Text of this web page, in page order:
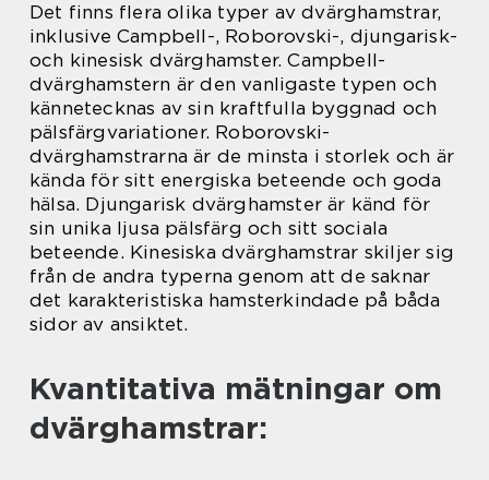
Det finns flera olika typer av dvärghamstrar,
inklusive Campbell-, Roborovski-, djungarisk-
och kinesisk dvärghamster. Campbell-
dvärghamstern är den vanligaste typen och
kännetecknas av sin kraftfulla byggnad och
pälsfärgvariationer. Roborovski-
dvärghamstrarna är de minsta i storlek och är
kända för sitt energiska beteende och goda
hälsa. Djungarisk dvärghamster är känd för
sin unika ljusa pälsfärg och sitt sociala
beteende. Kinesiska dvärghamstrar skiljer sig
från de andra typerna genom att de saknar
det karakteristiska hamsterkindade på båda
sidor av ansiktet.
Kvantitativa mätningar om
dvärghamstrar: